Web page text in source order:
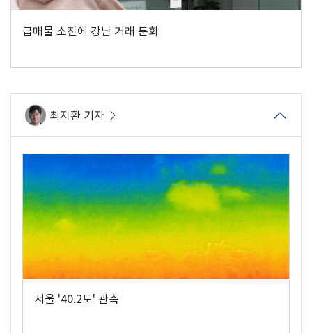
급매물 소진에 강남 거래 둔화
최지환 기자
서울 '40.2도' 관측